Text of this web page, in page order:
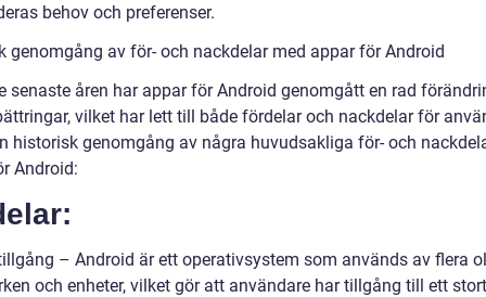
behov och preferenser.
genomgång av för- och nackdelar med appar för Android
senaste åren har appar för Android genomgått en rad
vilket har lett till både fördelar och nackdelar för
historisk genomgång av några huvudsakliga för- och
Android:
– Android är ett operativsystem som används av flera
och enheter, vilket gör att användare har tillgång till ett